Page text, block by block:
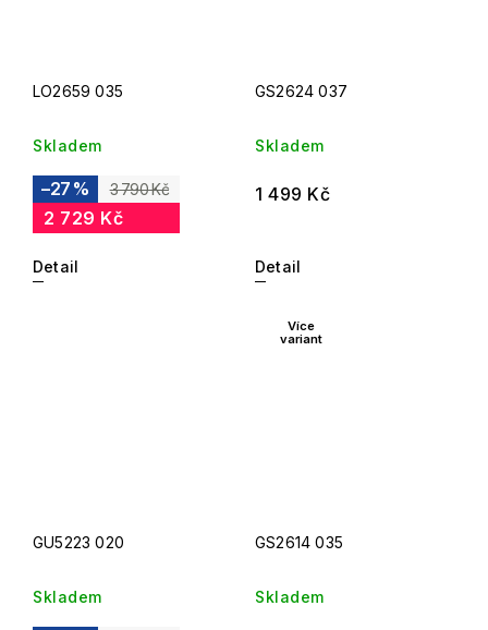
LO2659 035
Skladem
3 790 Kč
–27 %
2 729 Kč
Detail
GS2624 037
Skladem
1 499 Kč
Detail
GU5223 020
Skladem
Více
variant
GS2614 035
Skladem